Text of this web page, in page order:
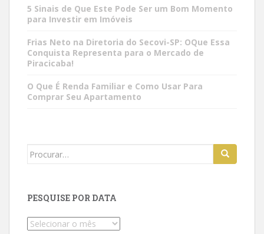
5 Sinais de Que Este Pode Ser um Bom Momento
para Investir em Imóveis
Frias Neto na Diretoria do Secovi-SP: OQue Essa
Conquista Representa para o Mercado de
Piracicaba!
O Que É Renda Familiar e Como Usar Para
Comprar Seu Apartamento
Search
PESQUISE POR DATA
Pesquise